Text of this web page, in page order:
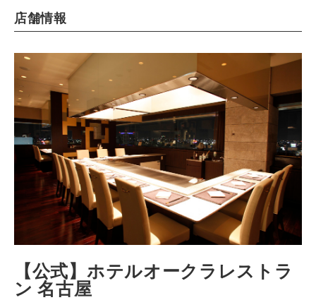
店舗情報
【公式】ホテルオークラレストラ
ン 名古屋